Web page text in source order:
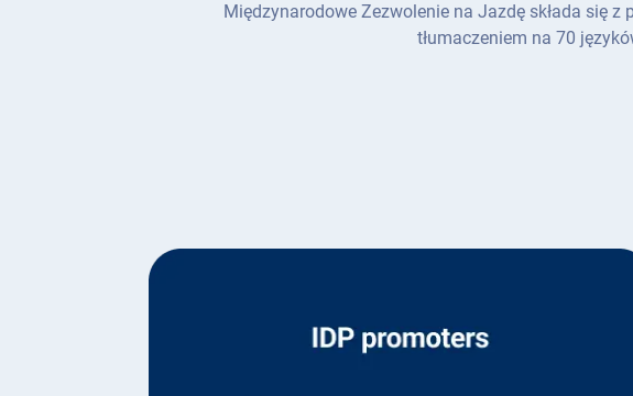
Międzynarodowe Zezwolenie na Jazdę składa się
tłumaczeniem na 70